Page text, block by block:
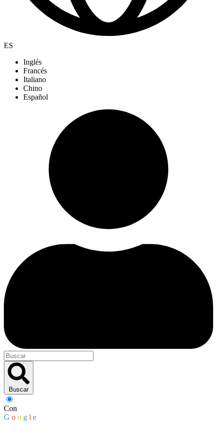
ES
Inglés
Francés
Italiano
Chino
Español
Buscar
Con
G o o g l e